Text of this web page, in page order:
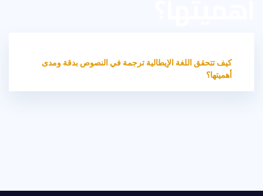
كيف تتحقق اللغة الإيطالية ترجمة في النصوص بدقة ومدى
أهميتها؟